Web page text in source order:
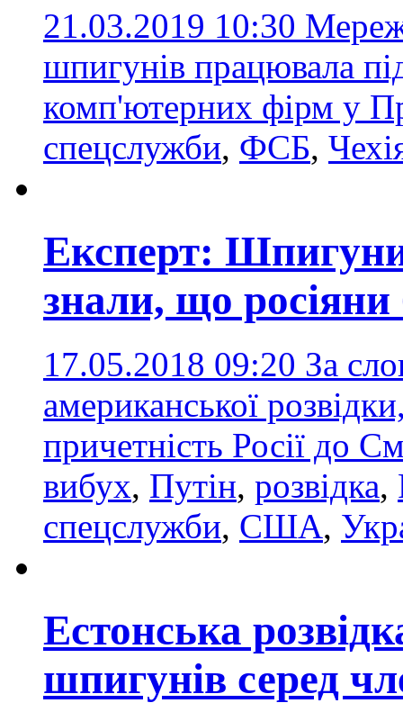
21.03.2019 10:30
шпигунів працювала
комп'ютерних фірм у
спецслужби, ФСБ,
Експерт:
знали, що
17.05.2018 09:20 За
американської
причетність Росії до
вибух, Путін, розвідка,
спецслужби, США,
Естонська
шпигунів серед